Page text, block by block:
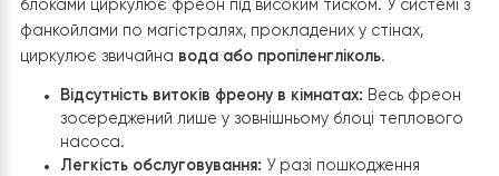
яка забезпечуватиме ефективне опалення,
та комфортний мікроклімат протягом усього року.
Завдяки завчасній підготовці та професійному
фанкойлRaymer FAN-85BGW гармонійно вписався в